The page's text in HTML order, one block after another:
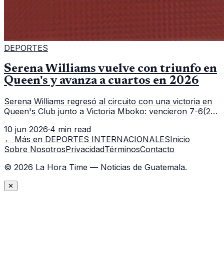
DEPORTES
Serena Williams vuelve con triunfo en
Queen's y avanza a cuartos en 2026
Serena Williams regresó al circuito con una victoria en
Queen's Club junto a Victoria Mboko: vencieron 7-6(2),
meterse en cuartos de final.
10 jun 2026·4 min read
← Más en DEPORTES INTERNACIONALESInicio
Sobre NosotrosPrivacidadTérminosContacto
© 2026 La Hora Time — Noticias de Guatemala.